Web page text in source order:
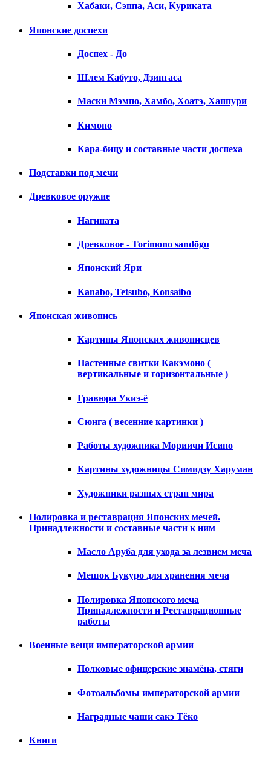
Хабаки, Сэппа, Аси, Куриката
Японские доспехи
Доспех - До
Шлем Кабуто, Дзингаса
Маски Мэмпо, Хамбо, Хоатэ, Хаппури
Кимоно
Кара-бицу и составные части доспеха
Подставки под мечи
Древковое оружие
Нагината
Древковое - Torimono sandōgu
Японский Яри
Kanabo, Tetsubo, Konsaibo
Японская живопись
Картины Японских живописцев
Настенные свитки Какэмоно (
вертикальные и горизонтальные )
Гравюра Укиэ-ё
Сюнга ( весенние картинки )
Работы художника Мориичи Исино
Картины художницы Симидзу Харуман
Художники разных стран мира
Полировка и реставрация Японских мечей.
Принадлежности и составные части к ним
Масло Аруба для ухода за лезвием меча
Мешок Букуро для хранения меча
Полировка Японского меча
Принадлежности и Реставрационные
работы
Военные вещи императорской армии
Полковые офицерские знамёна, стяги
Фотоальбомы императорской армии
Наградные чаши сакэ Тёко
Книги